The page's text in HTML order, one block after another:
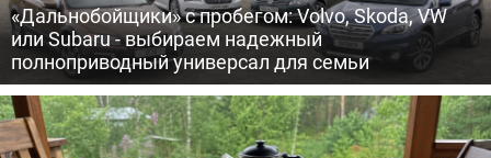
«Дальнобойщики» с пробегом: Volvo, Skoda, VW
или Subaru - выбираем надежный
полноприводный универсал для семьи